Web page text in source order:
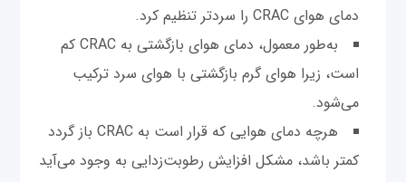
دمای هوای CRAC را سردتر تنظیم کرد.
به‌طور معمول، دمای هوای بازگشتی به CRAC کم
است، زیرا هوای گرم بازگشتی با هوای سرد ترکیب
می‌شود.
هرچه دمای هوایی که قرار است به CRAC باز گردد
کمتر باشد، مشکل افزایش رطوبت‌زدایی به وجود می‌آید